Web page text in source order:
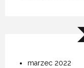
marzec 2022